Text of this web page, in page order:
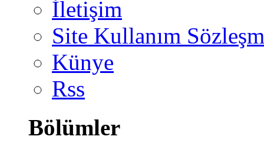
İletişim
Site Kullanım
Künye
Rss
Bölümler